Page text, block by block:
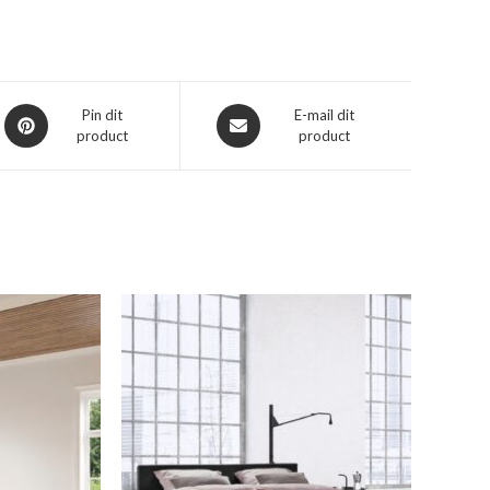
Opent
in
Pin dit
product
Opent
in
E-mail dit
product